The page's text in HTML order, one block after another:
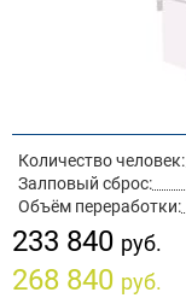
Количество человек:
Залповый сброс:
Объём переработки:
233 840 руб.
268 840 руб.